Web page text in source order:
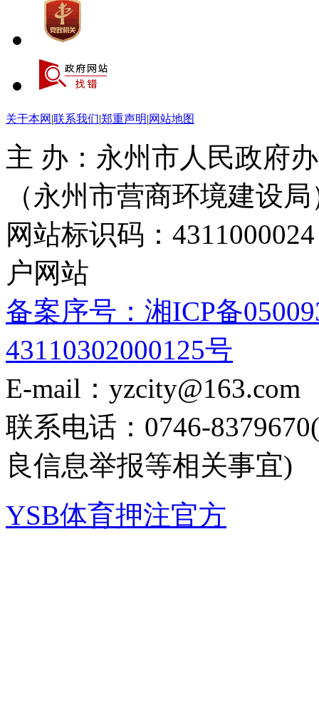
关于本网 |联系我们|郑重声明|网站地图
主 办：永州市人民政府
（永州市营商环境建设局
网站标识码：
户网站
备案序号：湘ICP备
43110302000125号
E-mail：yzcity@163.com
联系电话：0746-
良信息举报等相关事宜)
YSB体育押注官方